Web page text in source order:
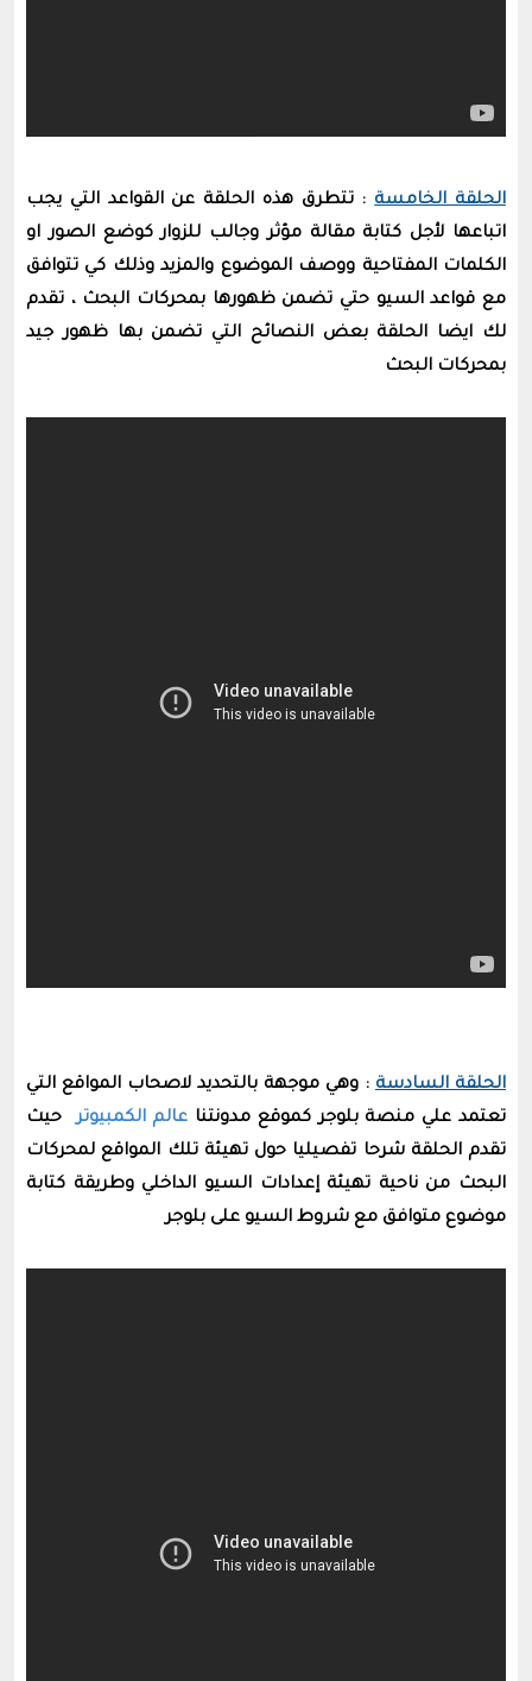
الحلقة الخامسة: تتطرق هذه الحلقة عن القواعد التي يجب
اتباعها لأجل كتابة مقالة مؤثر وجالب للزوار كوضع الصور او
الكلمات المفتاحية ووصف الموضوع والمزيد وذلك كي تتوافق
مع قواعد السيو حتي تضمن ظهورها بمحركات البحث ، تقدم
لك ايضا الحلقة بعض النصائح التي تضمن بها ظهور جيد
بمحركات البحث
الحلقة السادسة : وهي موجهة بالتحديد لاصحاب المواقع التي
تعتمد علي منصة بلوجر كموقع مدونتنا عالم الكمبيوترحيث
تقدم الحلقة شرحا تفصيليا حول تهيئة تلك المواقع لمحركات
البحث من ناحية تهيئة إعدادات السيو الداخلي وطريقة كتابة
موضوع متوافق مع شروط السيو على بلوجر